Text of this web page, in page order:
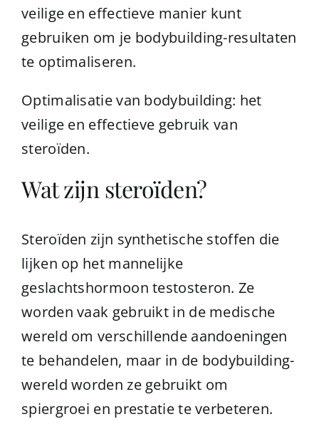
veilige en effectieve manier kunt
gebruiken om je bodybuilding-resultaten
te optimaliseren.
Optimalisatie van bodybuilding: het
veilige en effectieve gebruik van
steroïden.
Wat zijn steroïden?
Steroïden zijn synthetische stoffen die
lijken op het mannelijke
geslachtshormoon testosteron. Ze
worden vaak gebruikt in de medische
wereld om verschillende aandoeningen
te behandelen, maar in de bodybuilding-
wereld worden ze gebruikt om
spiergroei en prestatie te verbeteren.